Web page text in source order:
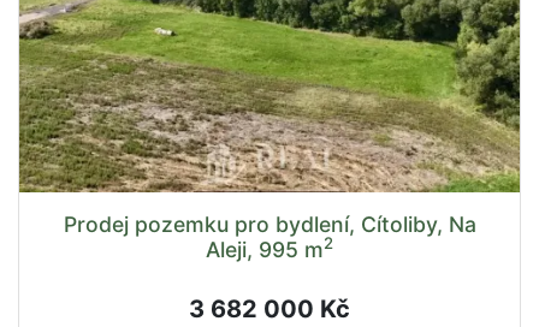
Prodej pozemku pro bydlení, Cítoliby, Na
Aleji, 995 m2
3 682 000 Kč